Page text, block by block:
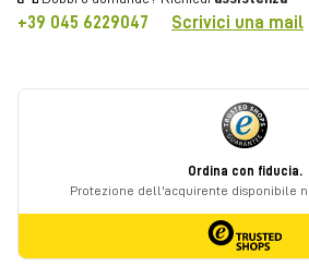
+39 045 6229047 Scrivici una mail